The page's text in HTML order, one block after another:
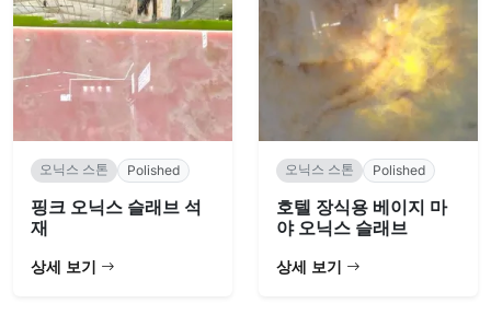
오닉스 스톤 Polished
핑크 오닉스 슬래브 석
재
상세 보기
오닉스 스톤 Polished
호텔 장식용 베이지 마
야 오닉스 슬래브
상세 보기